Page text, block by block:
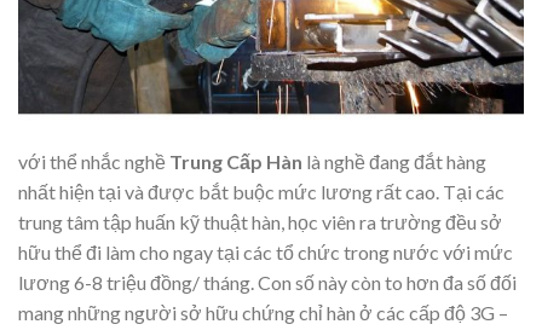
với thể nhắc nghề Trung Cấp Hàn là nghề đang đắt hàng
nhất hiện tại và được bắt buộc mức lương rất cao. Tại các
trung tâm tập huấn kỹ thuật hàn, học viên ra trường đều sở
hữu thể đi làm cho ngay tại các tổ chức trong nước với mức
lương 6-8 triệu đồng/ tháng. Con số này còn to hơn đa số đối
mang những người sở hữu chứng chỉ hàn ở các cấp độ 3G –